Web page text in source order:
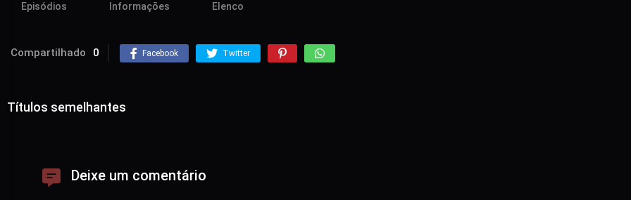
Episódios Informações Elenco
Compartilhado 0 Facebook Twitter
Títulos semelhantes
Deixe um comentário